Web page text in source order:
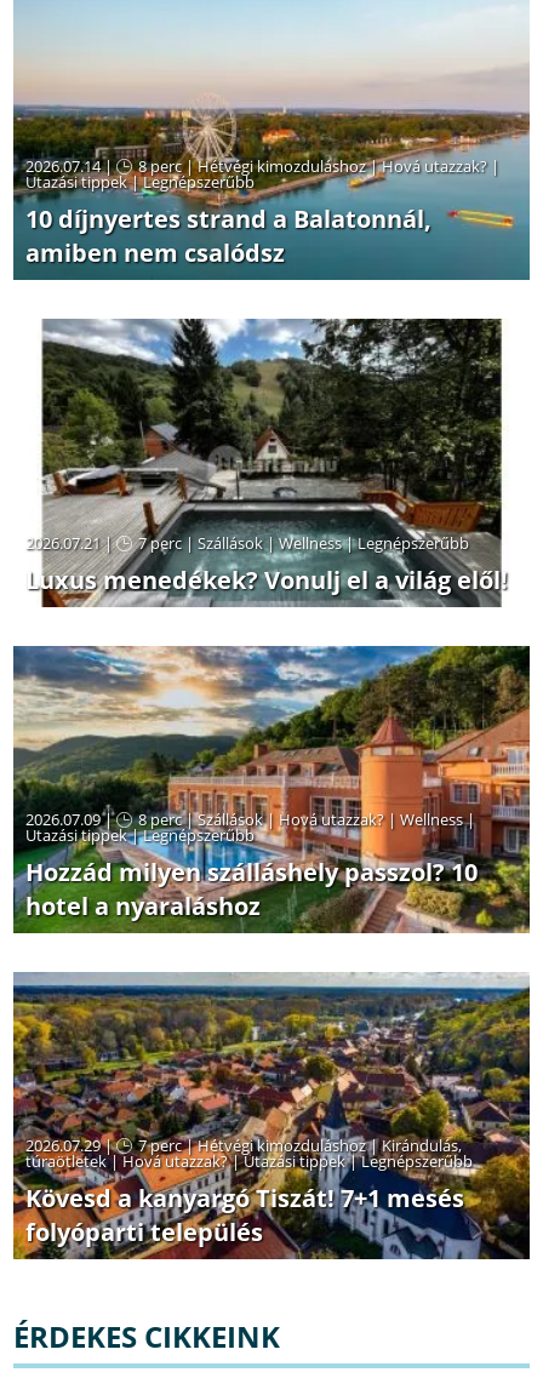
2026.07.14 | 8 perc|Hétvégi kimozduláshoz|Hová utazzak? |
Utazási tippek|Legnépszerűbb
10 díjnyertes strand a Balatonnál,
amiben nem csalódsz
2026.07.21 | 7 perc|Szállások|Wellness|Legnépszerűbb
Luxus menedékek? Vonulj el a világ elől!
2026.07.09 | 8 perc|Szállások| Hová utazzak? |Wellness|
Utazási tippek|Legnépszerűbb
Hozzád milyen szálláshely passzol? 10
hotel a nyaraláshoz
2026.07.29 | 7 perc|Hétvégi kimozduláshoz|Kirándulás,
túraötletek|Hová utazzak?|Utazási tippek|Legnépszerűbb
Kövesd a kanyargó Tiszát! 7+1 mesés
folyóparti település
ÉRDEKES CIKKEINK